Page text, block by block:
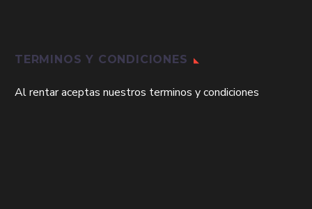
TERMINOS Y CONDICIONES
Al rentar aceptas nuestros terminos y condiciones